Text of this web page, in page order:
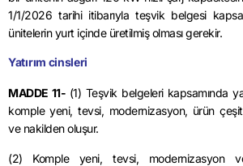
1/1/2026 tarihi itibarıyla teşvik belgesi
ünitelerin yurt içinde üretilmiş olması gerekir.
Yatırım cinsleri
MADDE 11- (1) Teşvik belgeleri kapsamında
komple yeni, tevsi, modernizasyon, ürün
ve nakilden oluşur.
(2) Komple yeni, tevsi, modernizasyon